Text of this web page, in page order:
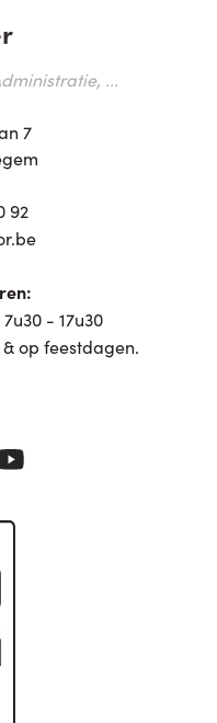
...
7
92
- 17u30
op feestdagen.